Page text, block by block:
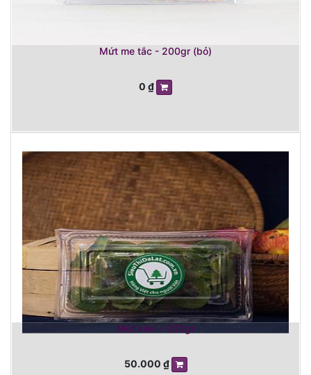
Mứt me tắc - 200gr (bỏ)
0 ₫
Mứt kiwi - 200gr
50.000 ₫